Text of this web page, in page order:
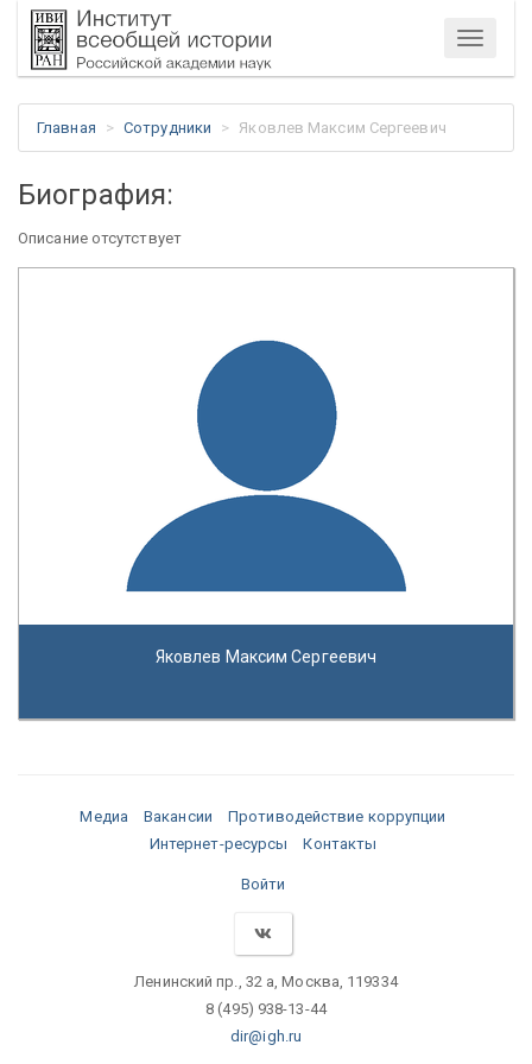
Меню
Главная Сотрудники Яковлев Максим Сергеевич
Биография:
Описание отсутствует
Яковлев Максим Сергеевич
Медиа Вакансии
Противодействие коррупции
Интернет-ресурсы
Контакты
Войти
Ленинский пр., 32 а, Москва, 119334
8 (495) 938-13-44
dir@igh.ru